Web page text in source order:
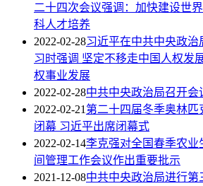
二十四次会议强调：加快建设世
科人才培养
2022-02-28习近平在中共中央政
习时强调 坚定不移走中国人权发
权事业发展
2022-02-28中共中央政治局召开会
2022-02-21第二十四届冬季奥林
闭幕 习近平出席闭幕式
2022-02-14李克强对全国春季农业
间管理工作会议作出重要批示
2021-12-08中共中央政治局进行第